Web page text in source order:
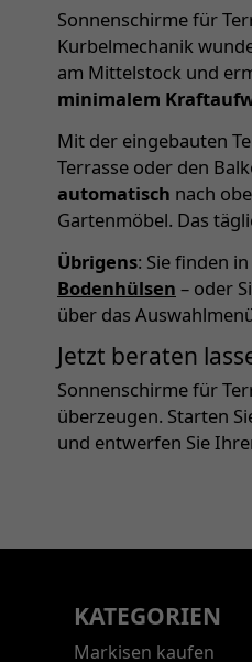
Sonnenschirme für
Kurbelmechanik
am Mittelstock und
minimalem
Mit der eingebauten
Terrasse oder den
automatisch nach
Gartenmöbel. Das
Übrigens: Sie finden
Bodenhülsen – oder
über das
Jetzt beraten
Sonnenschirme für
überzeugen. Starten
und entwerfen Sie
KATEGORIEN
Markisen kaufen